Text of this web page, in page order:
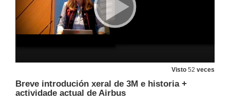
Visto 52 veces
Breve introdución xeral de 3M e historia +
actividade actual de Airbus